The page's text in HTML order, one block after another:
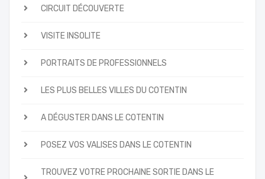
CIRCUIT DÉCOUVERTE
VISITE INSOLITE
PORTRAITS DE PROFESSIONNELS
LES PLUS BELLES VILLES DU COTENTIN
A DÉGUSTER DANS LE COTENTIN
POSEZ VOS VALISES DANS LE COTENTIN
TROUVEZ VOTRE PROCHAINE SORTIE DANS LE